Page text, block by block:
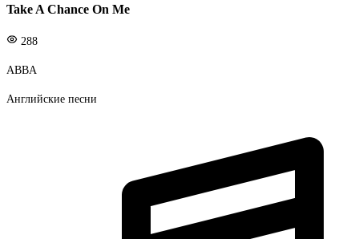
Take A Chance On Me
288
ABBA
Английские песни